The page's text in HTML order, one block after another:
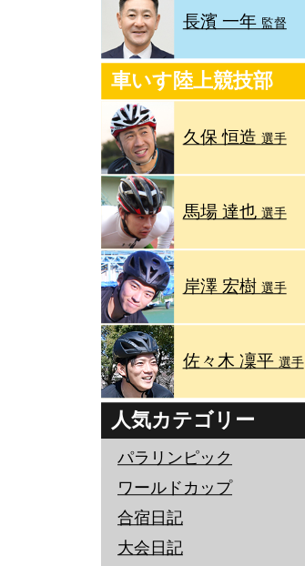
長濱 一年 監督
車いす陸上競技部
久保 恒造 選手
馬場 達也 選手
岸澤 宏樹 選手
佐々木 凜平 選手
人気カテゴリー
パラリンピック
ワールドカップ
合宿日記
大会日記